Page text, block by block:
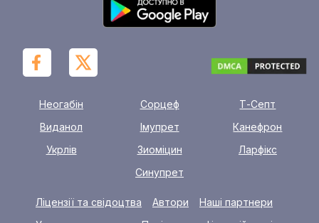
Неогабін Сорцеф
Т-Септ
Виданол
Імупрет
Канефрон
Укрлів
Зиоміцин
Ларфікс
Синупрет
Ліцензії та свідоцтва Автори
Наші партнери